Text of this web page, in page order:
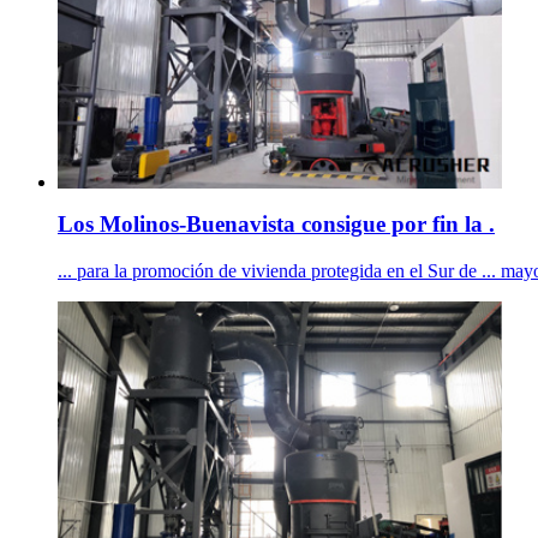
Los Molinos-Buenavista consigue por fin la .
... para la promoción de vivienda protegida en el Sur de ...